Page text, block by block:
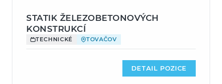
STATIK ŽELEZOBETONOVÝCH
KONSTRUKCÍ
TECHNICKÉ TOVAČOV
DETAIL POZICE